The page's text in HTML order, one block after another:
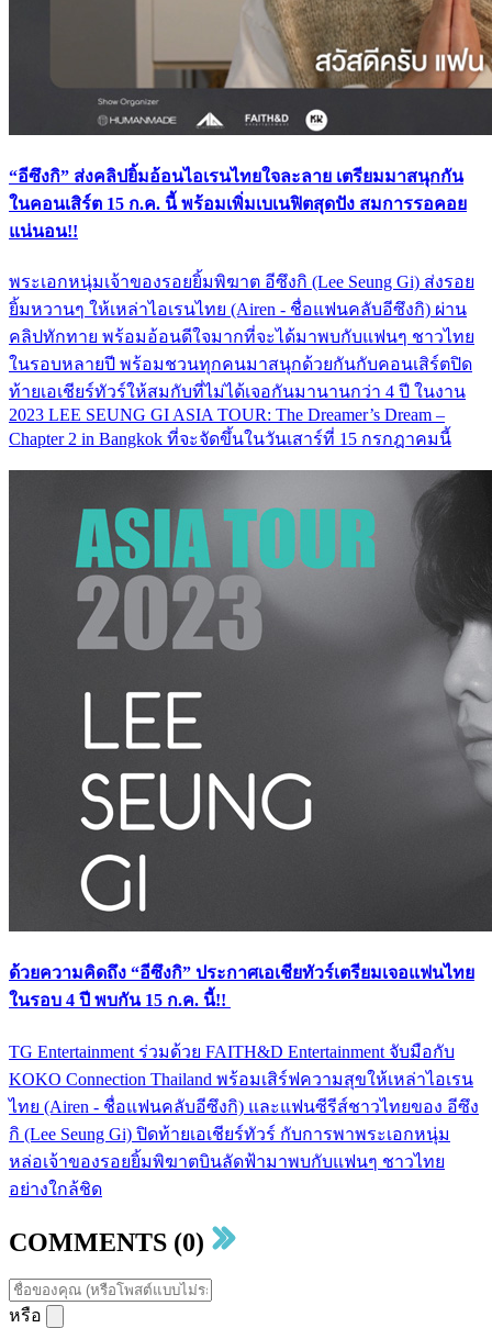
“อีซึงกิ” ส่งคลิปยิ้มอ้อนไอเรนไทยใจละลาย เตรียมมาสนุกกัน
ในคอนเสิร์ต 15 ก.ค. นี้ พร้อมเพิ่มเบเนฟิตสุดปัง สมการรอคอย
แน่นอน!!
พระเอกหนุ่มเจ้าของรอยยิ้มพิฆาต อีซึงกิ (Lee Seung Gi) ส่งรอย
ยิ้มหวานๆ ให้เหล่าไอเรนไทย (Airen - ชื่อแฟนคลับอีซึงกิ) ผ่าน
คลิปทักทาย พร้อมอ้อนดีใจมากที่จะได้มาพบกับแฟนๆ ชาวไทย
ในรอบหลายปี พร้อมชวนทุกคนมาสนุกด้วยกันกับคอนเสิร์ตปิด
ท้ายเอเชียร์ทัวร์ให้สมกับที่ไม่ได้เจอกันมานานกว่า 4 ปี ในงาน
2023 LEE SEUNG GI ASIA TOUR: The Dreamer’s Dream –
Chapter 2 in Bangkok ที่จะจัดขึ้นในวันเสาร์ที่ 15 กรกฎาคมนี้
ด้วยความคิดถึง “อีซึงกิ” ประกาศเอเชียทัวร์เตรียมเจอแฟนไทย
ในรอบ 4 ปี พบกัน 15 ก.ค. นี้!!
TG Entertainment ร่วมด้วย FAITH&D Entertainment จับมือกับ
KOKO Connection Thailand พร้อมเสิร์ฟความสุขให้เหล่าไอเรน
ไทย (Airen - ชื่อแฟนคลับอีซึงกิ) และแฟนซีรีส์ชาวไทยของ อีซึง
กิ (Lee Seung Gi) ปิดท้ายเอเชียร์ทัวร์ กับการพาพระเอกหนุ่ม
หล่อเจ้าของรอยยิ้มพิฆาตบินลัดฟ้ามาพบกับแฟนๆ ชาวไทย
อย่างใกล้ชิด
COMMENTS (0)
หรือ